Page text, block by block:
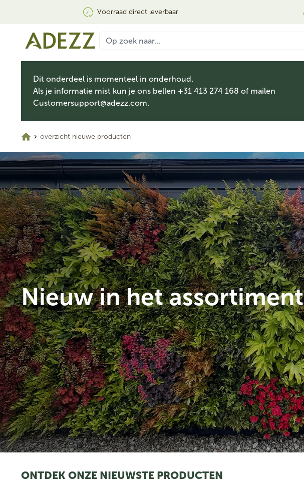
Voorraad direct leverbaar
Dit onderdeel is momenteel in onderhoud.
Als je informatie mist kun je ons bellen +31 413 274 168 of mailen
Customersupport@adezz.com.
overzicht nieuwe producten
Nieuw in het assortiment
ONTDEK ONZE NIEUWSTE PRODUCTEN